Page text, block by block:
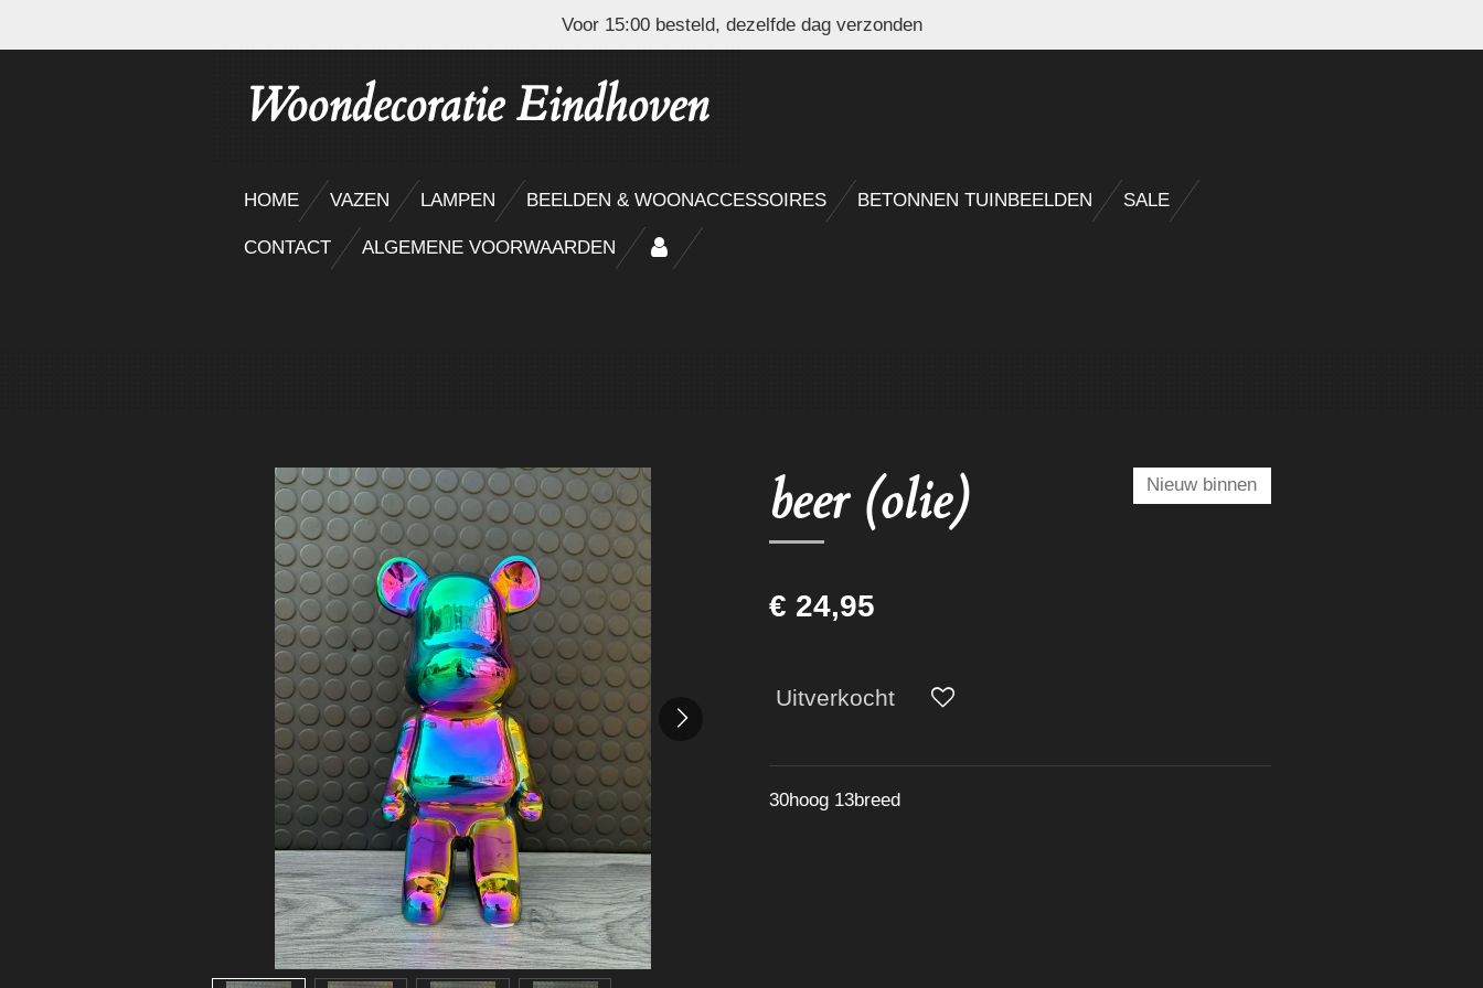
direct
Voor 15:00 besteld, dezelfde dag verzonden
Woondecoratie Eindhoven
HOME VAZEN LAMPEN BEELDEN & WOONACCESSOIRES BETONNEN TUINBEELDEN SALE
CONTACT ALGEMENE VOORWAARDEN
beer (olie) Nieuw binnen
€ 24,95
Uitverkocht
30hoog 13breed